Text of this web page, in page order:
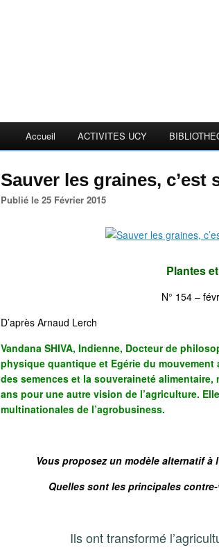
Accueil ACTIVITES UCY
Sauver les graines, c’est
Publié le 25 Février 2015
Plantes
N° 154 –
D’après Arnaud Lerch
Vandana SHIVA, Indienne, Docteur de
physique quantique et Egérie du
des semences et la souveraineté
ans pour une autre vision de l’agriculture.
multinationales de l’agrobusiness.
Vous proposez un modèle alternatif
Quelles sont les principales
Ils ont transformé